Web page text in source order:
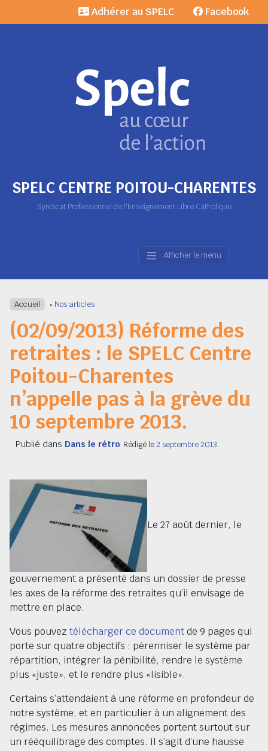
SPELC CENTRE POITOU-CHARENTES
Syndicat Professionnel de l'Enseignement Libre Catholique
Adhérer au SPELC Facebook
Afficher le menu
Accueil » Nos articles
(02/09/2013) Réforme des
retraites : le SPELC Centre
Poitou-Charentes
n’appelle pas à la grève du
10 septembre 2013.
Publié dans Dans le rétro Rédigé le2 septembre 2013
Le 27 août dernier, le
gouvernement a présenté dans un dossier de presse
les axes de la réforme des retraites qu’il envisage de
mettre en place.
Vous pouveztélécharger ce documentde 9 pages qui
porte sur quatre objectifs : pérenniser le système par
répartition, intégrer la pénibilité, rendre le système
plus «juste», et le rendre plus «lisible».
Certains s’attendaient à une réforme en profondeur de
notre système, et en particulier à un alignement des
régimes. Les mesures annoncées portent surtout sur
un rééquilibrage des comptes. Il s’agit d’une hausse